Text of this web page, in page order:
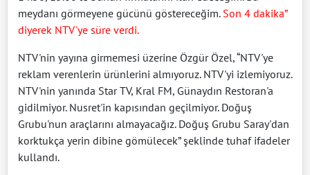
meydanı görmeyene gücünü göstereceğim. Son 4 dakika”
diyerek NTV'ye süre verdi.
NTV'nin yayına girmemesi üzerine Özgür Özel, “NTV'ye
reklam verenlerin ürünlerini almıyoruz. NTV'yi izlemiyoruz.
NTV'nin yanında Star TV, Kral FM, Günaydın Restoran'a
gidilmiyor. Nusret'in kapısından geçilmiyor. Doğuş
Grubu'nun araçlarını almayacağız. Doğuş Grubu Saray'dan
korktukça yerin dibine gömülecek” şeklinde tuhaf ifadeler
kullandı.